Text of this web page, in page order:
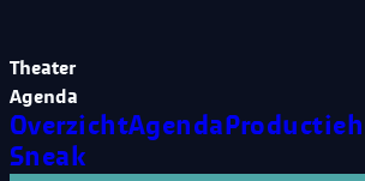
Theater
Agenda
OverzichtAgenda
Sneak